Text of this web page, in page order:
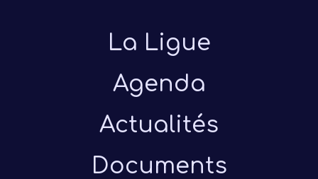
La Ligue
Agenda
Actualités
Documents